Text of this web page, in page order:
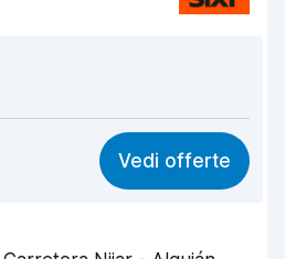
8,5
8,4
Vedi offerte